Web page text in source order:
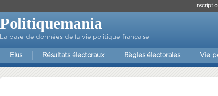
Politiquemania
La base de données de la vie politique française
Elus Résultats électoraux Règles électorales Vie